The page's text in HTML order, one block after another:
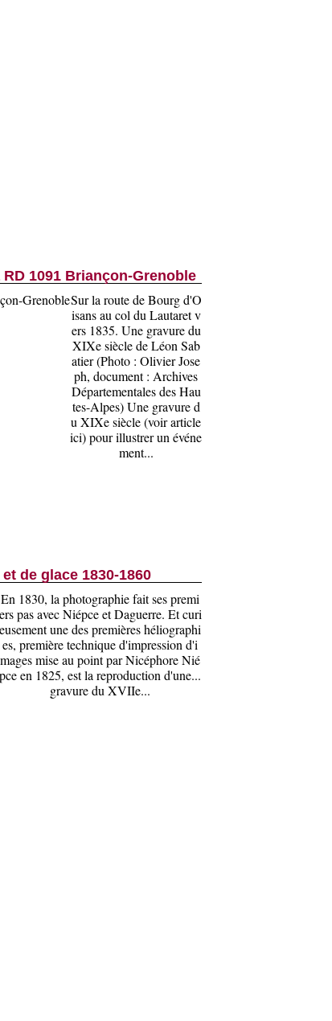
1091 Briançon-Grenoble
Sur la route de Bourg d'O
isans au col du Lautaret v
ers 1835. Une gravure du
XIXe siècle de Léon Sab
atier (Photo : Olivier Jose
ph, document : Archives
Départementales des Hau
tes-Alpes) Une gravure d
u XIXe siècle (voir article
ici) pour illustrer un événe
ment...
de glace 1830-1860
En 1830, la photographie fait ses premi
ers pas avec Niépce et Daguerre. Et curi
eusement une des premières héliographi
es, première technique d'impression d'i
mages mise au point par Nicéphore Nié
pce en 1825, est la reproduction d'une...
gravure du XVIIe...